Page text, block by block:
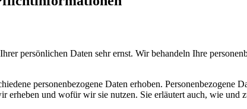
persönlichen Daten sehr ernst. Wir behandeln Ihre
personenbezogene Daten erhoben.
erheben und wofür wir sie nutzen. Sie erläutert auch, wie und